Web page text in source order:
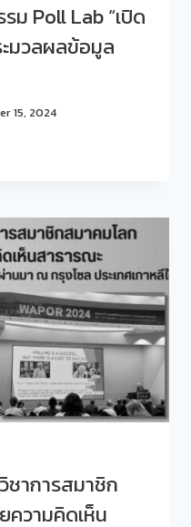
Poll Lab “เปิด
มวลผลข้อมูล
15, 2024
ชาการสมาชิก
ความคิดเห็น